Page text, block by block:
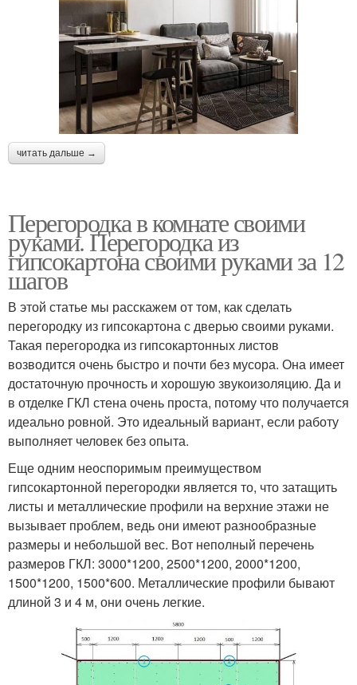
читать дальше →
Перегородка в комнате своими
руками. Перегородка из
гипсокартона своими руками за 12
шагов
В этой статье мы расскажем от том, как сделать
перегородку из гипсокартона с дверью своими руками.
Такая перегородка из гипсокартонных листов
возводится очень быстро и почти без мусора. Она имеет
достаточную прочность и хорошую звукоизоляцию. Да и
в отделке ГКЛ стена очень проста, потому что получается
идеально ровной. Это идеальный вариант, если работу
выполняет человек без опыта.
Еще одним неоспоримым преимуществом
гипсокартонной перегородки является то, что затащить
листы и металлические профили на верхние этажи не
вызывает проблем, ведь они имеют разнообразные
размеры и небольшой вес. Вот неполный перечень
размеров ГКЛ: 3000*1200, 2500*1200, 2000*1200,
1500*1200, 1500*600. Металлические профили бывают
длиной 3 и 4 м, они очень легкие.